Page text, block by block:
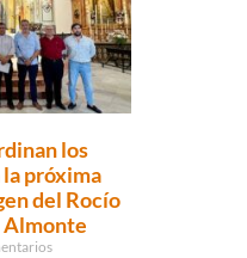
los
próxima
del Rocío
Almonte